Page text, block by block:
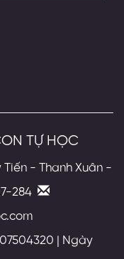
TỰ HỌC
- Thanh Xuân -
284
| Ngày